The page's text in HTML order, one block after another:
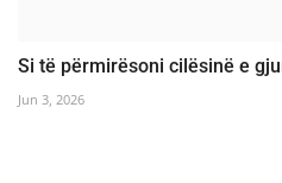
Si të përmirësoni cilësinë e
Jun 3, 2026